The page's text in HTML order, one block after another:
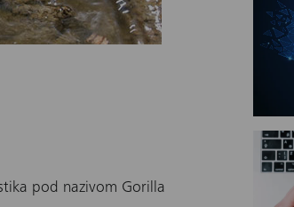
pod nazivom Gorilla